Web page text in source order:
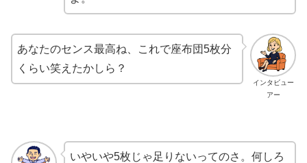
インタビュー
アー
あなたのセンス最高ね、これで座布団5枚分
くらい笑えたかしら？
いやいや5枚じゃ足りないってのさ。何しろ